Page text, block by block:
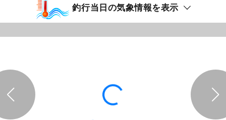
釣行当日の気象情報を表示